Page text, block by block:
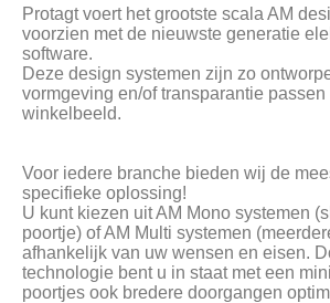
Protagt voert het grootste scala AM
voorzien met de nieuwste generatie
software.
Deze design systemen zijn zo
vormgeving en/of transparantie
winkelbeeld.
Voor iedere branche bieden wij de
specifieke oplossing!
U kunt kiezen uit AM Mono systemen
poortje) of AM Multi systemen
afhankelijk van uw wensen en eisen.
technologie bent u in staat met een
poortjes ook bredere doorgangen